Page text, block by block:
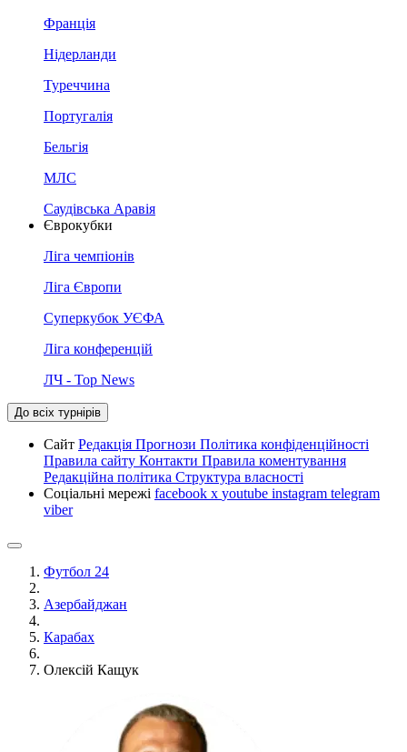
Франція
Нідерланди
Туреччина
Португалія
Бельгія
МЛС
Саудівська Аравія
Єврокубки
Ліга чемпіонів
Ліга Європи
Суперкубок УЄФА
Ліга конференцій
ЛЧ - Top News
До всіх турнірів
Сайт Редакція Прогнози Політика конфіденційності
Правила сайту Контакти Правила коментування
Редакційна політика Структура власності
Соціальні мережі facebook x youtube instagram telegram
viber
Футбол 24
Азербайджан
Карабах
Олексій Кащук